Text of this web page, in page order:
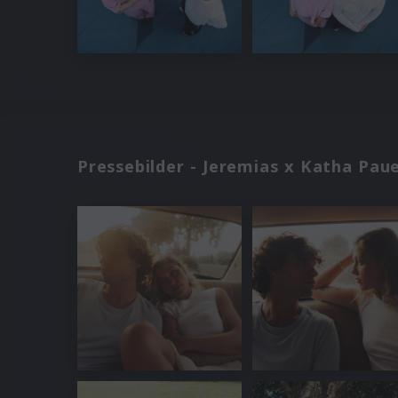
Pressebilder - Jeremias x Katha